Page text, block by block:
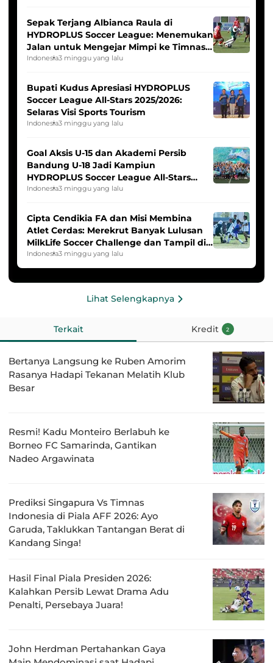
Sepak Terjang Albianca Raula di
HYDROPLUS Soccer League: Menemukan
Jalan untuk Mengejar Mimpi ke Timnas
Indonesia Putri
Indonesia3 minggu yang lalu
Bupati Kudus Apresiasi HYDROPLUS
Soccer League All-Stars 2025/2026:
Selaras Visi Sports Tourism
Indonesia3 minggu yang lalu
Goal Aksis U-15 dan Akademi Persib
Bandung U-18 Jadi Kampiun
HYDROPLUS Soccer League All-Stars
2025/2026
Indonesia3 minggu yang lalu
Cipta Cendikia FA dan Misi Membina
Atlet Cerdas: Merekrut Banyak Lulusan
MilkLife Soccer Challenge dan Tampil di
HYDROPLUS Soccer League
Indonesia3 minggu yang lalu
Lihat Selengkapnya
Terkait Kredit 2
Bertanya Langsung ke Ruben Amorim
Rasanya Hadapi Tekanan Melatih Klub
Besar
Resmi! Kadu Monteiro Berlabuh ke
Borneo FC Samarinda, Gantikan
Nadeo Argawinata
Prediksi Singapura Vs Timnas
Indonesia di Piala AFF 2026: Ayo
Garuda, Taklukkan Tantangan Berat di
Kandang Singa!
Hasil Final Piala Presiden 2026:
Kalahkan Persib Lewat Drama Adu
Penalti, Persebaya Juara!
John Herdman Pertahankan Gaya